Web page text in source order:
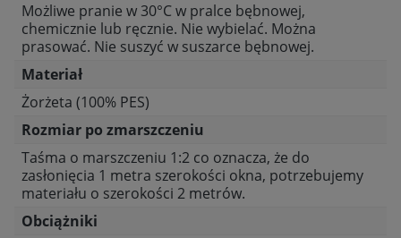
Możliwe pranie w 30°C w pralce bębnowej,
chemicznie lub ręcznie. Nie wybielać. Można
prasować. Nie suszyć w suszarce bębnowej.
Materiał
Żorżeta (100% PES)
Rozmiar po zmarszczeniu
Taśma o marszczeniu 1:2 co oznacza, że do
zasłonięcia 1 metra szerokości okna, potrzebujemy
materiału o szerokości 2 metrów.
Obciążniki